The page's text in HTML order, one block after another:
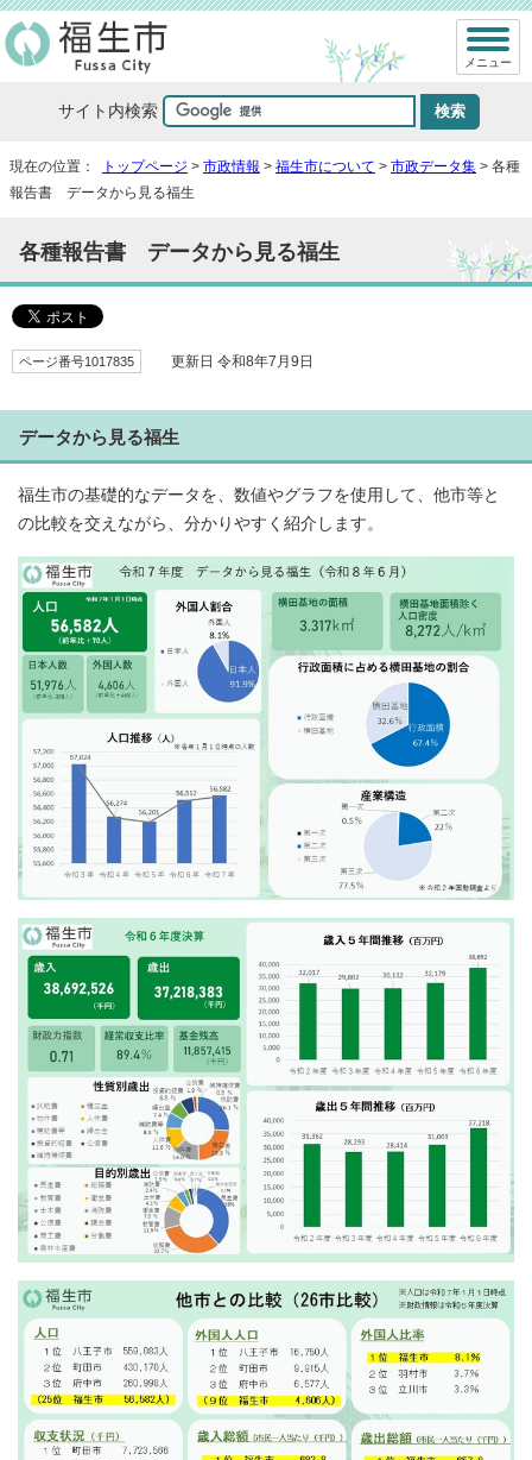
サイト内検索
メニュー
現在の位置： トップページ > 市政情報 > 福生市について > 市政データ集 > 各種
報告書 データから見る福生
各種報告書 データから見る福生
ページ番号1017835 更新日 令和8年7月9日
データから見る福生
福生市の基礎的なデータを、数値やグラフを使用して、他市等と
の比較を交えながら、分かりやすく紹介します。